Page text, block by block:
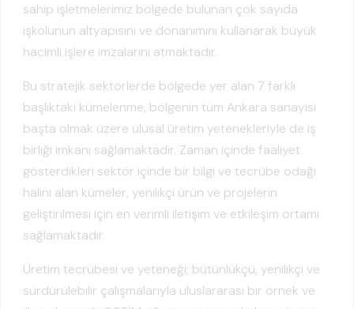
sahip işletmelerimiz bölgede bulunan çok sayıda
işkolunun altyapısını ve donanımını kullanarak büyük
hacimli işlere imzalarını atmaktadır.
Bu stratejik sektörlerde bölgede yer alan 7 farklı
başlıktaki kümelenme, bölgenin tüm Ankara sanayisi
başta olmak üzere ulusal üretim yetenekleriyle de iş
birliği imkanı sağlamaktadır. Zaman içinde faaliyet
gösterdikleri sektör içinde bir bilgi ve tecrübe odağı
halini alan kümeler, yenilikçi ürün ve projelerin
geliştirilmesi için en verimli iletişim ve etkileşim ortamı
sağlamaktadır.
Üretim tecrübesi ve yeteneği; bütünlükçü, yenilikçi ve
sürdürülebilir çalışmalarıyla uluslararası bir örnek ve